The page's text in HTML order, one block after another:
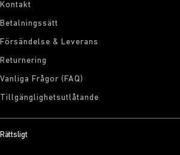
Kontakt
Betalningssätt
Försändelse & Leverans
Returnering
Vanliga Frågor (FAQ)
Tillgänglighetsutlåtande
Rättsligt